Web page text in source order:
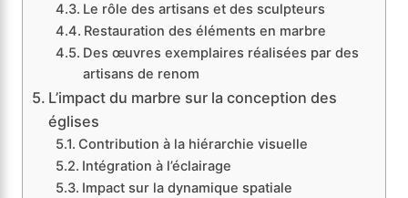
Le rôle des artisans et des sculpteurs
Restauration des éléments en marbre
Des œuvres exemplaires réalisées par des
artisans de renom
L’impact du marbre sur la conception des
églises
Contribution à la hiérarchie visuelle
Intégration à l’éclairage
Impact sur la dynamique spatiale